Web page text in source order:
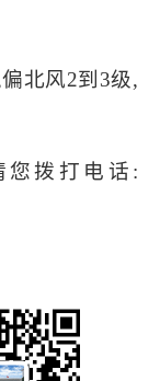
北风2到3级,
您拨打电话: